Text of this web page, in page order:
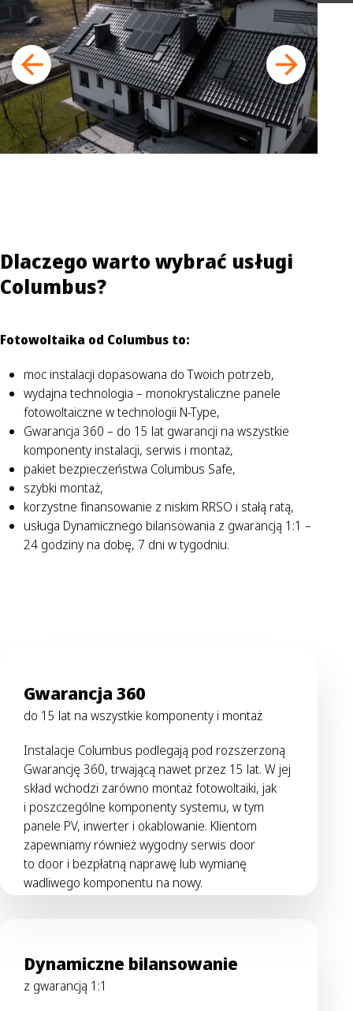
Dlaczego warto wybrać usługi
Columbus?
Fotowoltaika od Columbus to:
moc instalacji dopasowana do Twoich potrzeb,
wydajna technologia – monokrystaliczne panele
fotowoltaiczne w technologii N-Type,
Gwarancja 360 – do 15 lat gwarancji na wszystkie
komponenty instalacji, serwis i montaż,
pakiet bezpieczeństwa Columbus Safe,
szybki montaż,
korzystne finansowanie z niskim RRSO i stałą ratą,
usługa Dynamicznego bilansowania z gwarancją 1:1 –
24 godziny na dobę, 7 dni w tygodniu.
Gwarancja 360
do 15 lat na wszystkie komponenty i montaż
Instalacje Columbus podlegają pod rozszerzoną
Gwarancję 360, trwającą nawet przez 15 lat. W jej
skład wchodzi zarówno montaż fotowoltaiki, jak
i poszczególne komponenty systemu, w tym
panele PV, inwerter i okablowanie. Klientom
zapewniamy również wygodny serwis door
to door i bezpłatną naprawę lub wymianę
wadliwego komponentu na nowy.
Dynamiczne bilansowanie
z gwarancją 1:1